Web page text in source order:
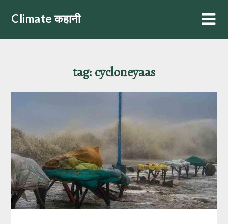
Climate कहानी
tag:cycloneyaas